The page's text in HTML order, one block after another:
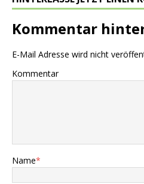
Kommentar
E-Mail Adresse wird nicht
Kommentar
Name*